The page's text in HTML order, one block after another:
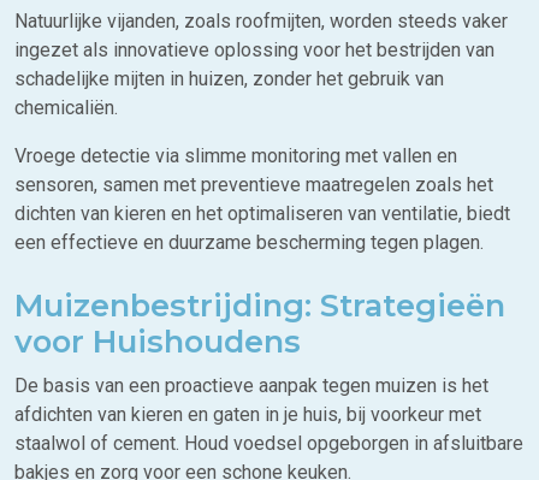
Natuurlijke vijanden, zoals roofmijten, worden steeds vaker
ingezet als innovatieve oplossing voor het bestrijden van
schadelijke mijten in huizen, zonder het gebruik van
chemicaliën.
Vroege detectie via slimme monitoring met vallen en
sensoren, samen met preventieve maatregelen zoals het
dichten van kieren en het optimaliseren van ventilatie, biedt
een effectieve en duurzame bescherming tegen plagen.
Muizenbestrijding: Strategieën
voor Huishoudens
De basis van een proactieve aanpak tegen muizen is het
afdichten van kieren en gaten in je huis, bij voorkeur met
staalwol of cement. Houd voedsel opgeborgen in afsluitbare
bakjes en zorg voor een schone keuken.